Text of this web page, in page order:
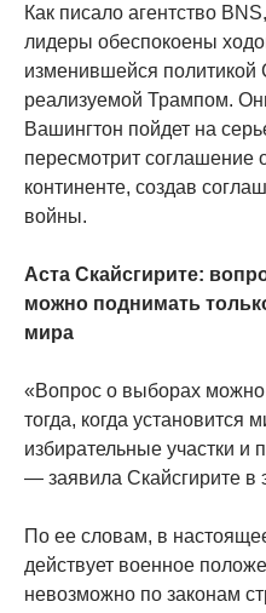
Как писало агентство
лидеры обеспокоены
изменившейся
реализуемой Трампом.
Вашингтон пойдет на
пересмотрит соглашение
континенте, создав
войны.
Аста Скайсгирите:
можно поднимать
мира
«Вопрос о выборах можно
тогда, когда установится
избирательные участки и
— заявила Скайсгирите в
По ее словам, в
действует военное
невозможно по законам